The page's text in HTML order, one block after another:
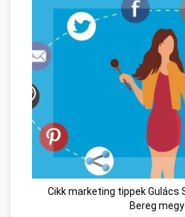
Cikk marketing tippek Gulács
Bereg